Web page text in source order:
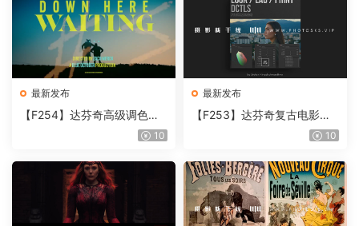
最新发布
【F254】达芬奇高级调色插
件 Contour V2.2.2 WinMac10
最新发布
【F253】达芬奇复古电影胶
片质感DCTL节点调色预设 M
T V4.0
10